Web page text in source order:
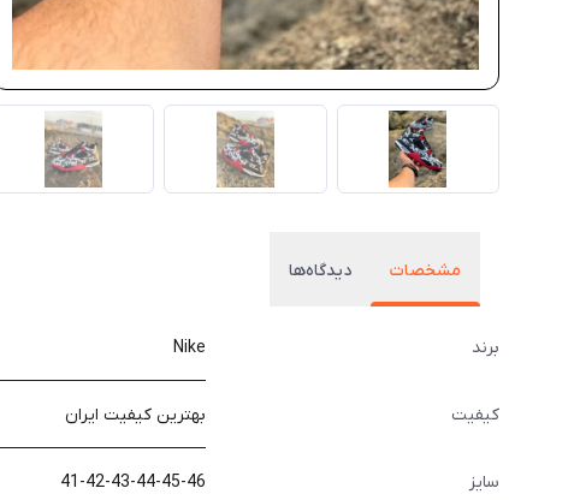
مشخصات دیدگاه‌ها
برند Nike
کیفیت بهترین کیفیت ایران
سایز 41-42-43-44-45-46